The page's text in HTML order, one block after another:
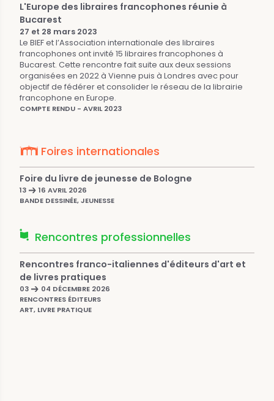
L'Europe des libraires francophones réunie à
Bucarest
27 et 28 mars 2023
Le BIEF et l’Association internationale des libraires
francophones ont invité 15 libraires francophones à
Bucarest. Cette rencontre fait suite aux deux sessions
organisées en 2022 à Vienne puis à Londres avec pour
objectif de fédérer et consolider le réseau de la librairie
francophone en Europe.
COMPTE RENDU - AVRIL 2023
Foires internationales
Foire du livre de jeunesse de Bologne
13
16 AVRIL 2026
BANDE DESSINÉE, JEUNESSE
Rencontres professionnelles
Rencontres franco-italiennes d'éditeurs d'art et
de livres pratiques
03
04 DÉCEMBRE 2026
RENCONTRES ÉDITEURS
ART, LIVRE PRATIQUE